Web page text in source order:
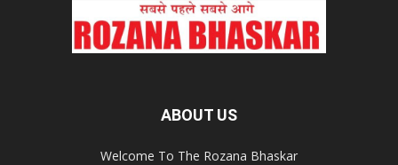
ABOUT US
Welcome To The Rozana Bhaskar